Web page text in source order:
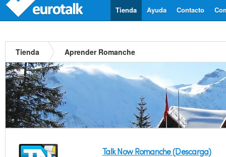
Contacto
Ayuda
Tienda
Tienda Aprender Romanche
Talk Now Romanche (Descarga)